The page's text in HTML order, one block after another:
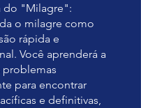
do "Milagre":
o milagre como
rápida e
Você aprenderá a
problemas
para encontrar
e definitivas,